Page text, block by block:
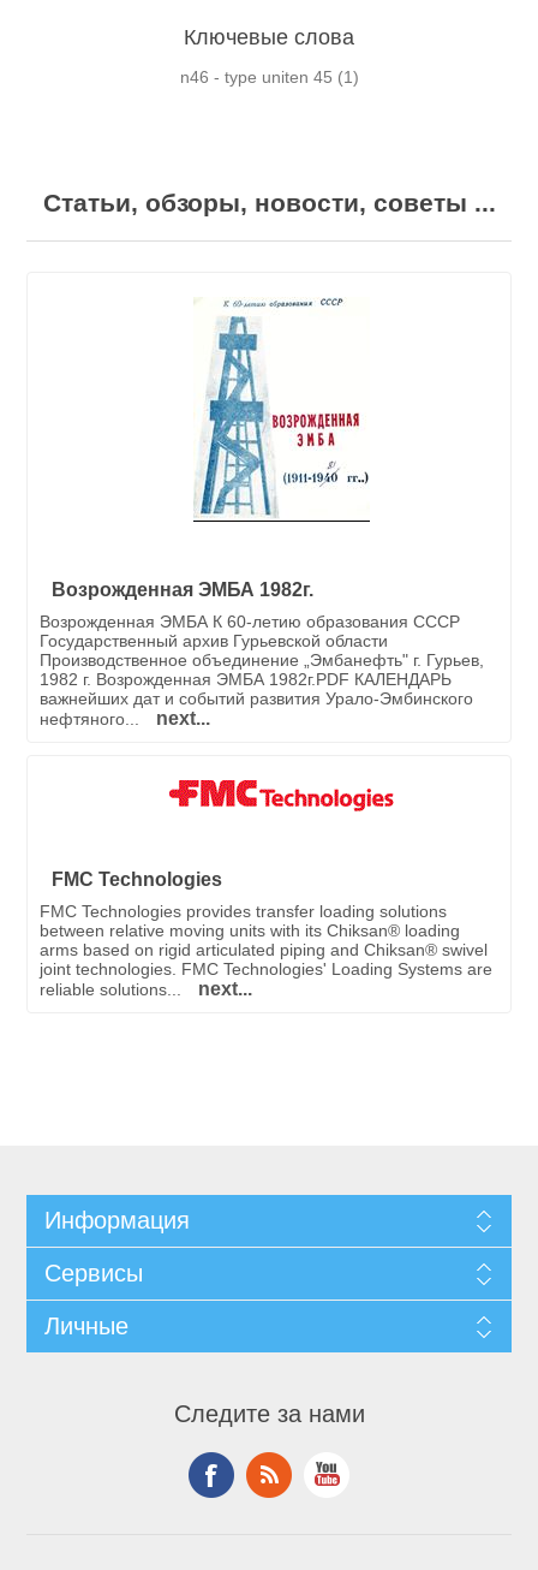
Ключевые слова
n46 - type uniten 45 (1)
Статьи, обзоры, новости, советы ...
Возрожденная ЭМБА 1982г.
Возрожденная ЭМБА К 60-летию образования СССР
Государственный архив Гурьевской области
Производственное объединение „Эмбанефть" г. Гурьев,
1982 г. Возрожденная ЭМБА 1982г.PDF КАЛЕНДАРЬ
важнейших дат и событий развития Урало-Эмбинского
нефтяного...
next...
FMC Technologies
FMC Technologies provides transfer loading solutions
between relative moving units with its Chiksan® loading
arms based on rigid articulated piping and Chiksan® swivel
joint technologies. FMC Technologies' Loading Systems are
reliable solutions...
next...
Информация
Сервисы
Личные
Следите за нами